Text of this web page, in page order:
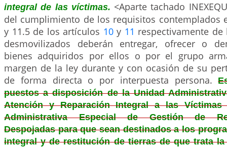
integral de las víctimas. <Aparte tachado
del cumplimiento de los requisitos contemplados
y 11.5 de los artículos 10y 11 respectivamente
desmovilizados deberán entregar, ofrecer o
bienes adquiridos por ellos o por el grupo
margen de la ley durante y con ocasión de su
de forma directa o por interpuesta persona.
puestos a disposición de la Unidad
Atención y Reparación Integral a las
Administrativa Especial de Gestión de
Despojadas para que sean destinados a los
integral y de restitución de tierras de que trata